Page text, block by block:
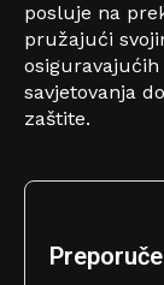
posluje na
pružajući
savjetovanja
zaštite.